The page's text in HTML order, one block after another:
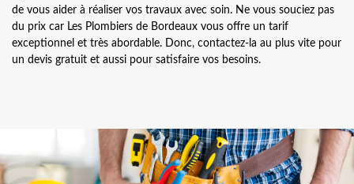
de vous aider à réaliser vos travaux avec soin. Ne vous souciez pas
du prix car Les Plombiers de Bordeaux vous offre un tarif
exceptionnel et très abordable. Donc, contactez-la au plus vite pour
un devis gratuit et aussi pour satisfaire vos besoins.